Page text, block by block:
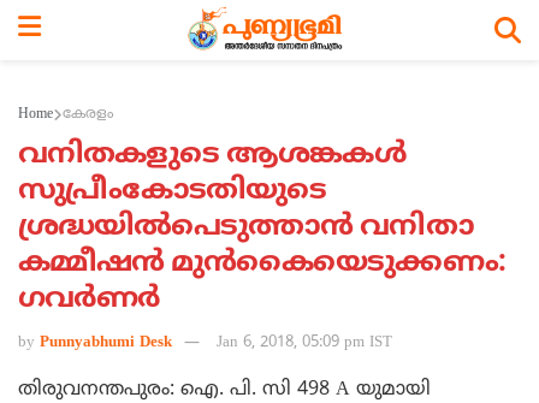
Home കേരളം
വനിതകളുടെ ആശങ്കകള്‍
സുപ്രീംകോടതിയുടെ
ശ്രദ്ധയില്‍പെടുത്താന്‍ വനിതാ
കമ്മീഷന്‍ മുന്‍കൈയെടുക്കണം:
ഗവര്‍ണര്‍
by Punnyabhumi Desk Jan 6, 2018, 05:09 pm IST
തിരുവനന്തപുരം: ഐ. പി. സി 498 A യുമായി